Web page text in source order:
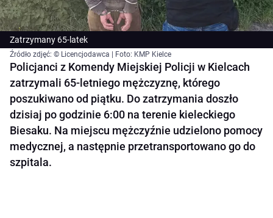
Zatrzymany 65-latek
Źródło zdjęć: © Licencjodawca | Foto: KMP Kielce
Policjanci z Komendy Miejskiej Policji w Kielcach
zatrzymali 65-letniego mężczyznę, którego
poszukiwano od piątku. Do zatrzymania doszło
dzisiaj po godzinie 6:00 na terenie kieleckiego
Biesaku. Na miejscu mężczyźnie udzielono pomocy
medycznej, a następnie przetransportowano go do
szpitala.